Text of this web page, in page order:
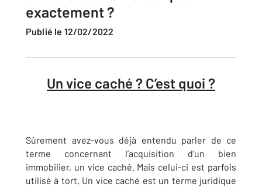
exactement ?
Publié le 12/02/2022
Un vice caché ? C’est quoi ?
Sûrement avez-vous déjà entendu parler de ce
terme concernant l’acquisition d’un bien
immobilier, un vice caché. Mais celui-ci est parfois
utilisé à tort. Un vice caché est un terme juridique